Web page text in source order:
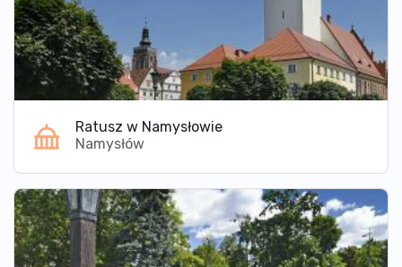
Ratusz w Namysłowie
Namysłów